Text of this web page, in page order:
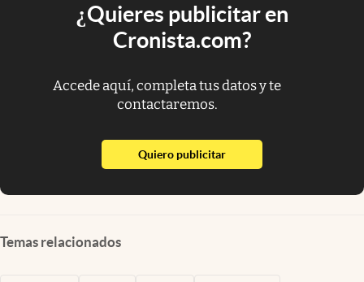
¿Quieres publicitar en
Cronista.com?
Accede aquí, completa tus datos y te
contactaremos.
Quiero publicitarabre en nueva pestaña
Temas relacionados